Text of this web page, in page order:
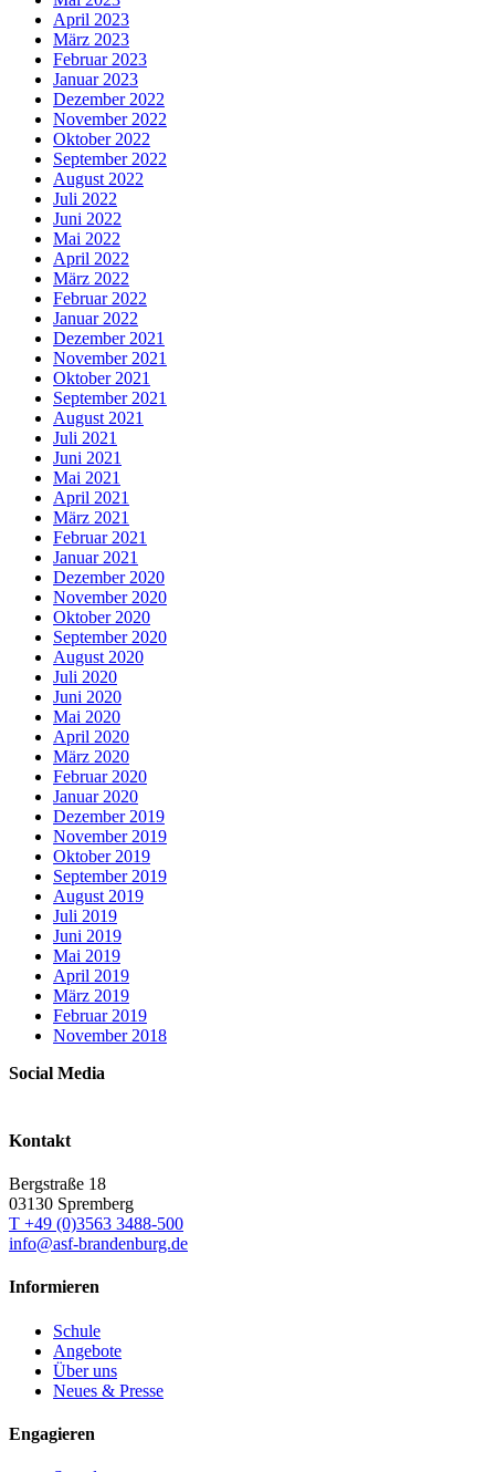
April 2023
März 2023
Februar 2023
Januar 2023
Dezember 2022
November 2022
Oktober 2022
September 2022
August 2022
Juli 2022
Juni 2022
Mai 2022
April 2022
März 2022
Februar 2022
Januar 2022
Dezember 2021
November 2021
Oktober 2021
September 2021
August 2021
Juli 2021
Juni 2021
Mai 2021
April 2021
März 2021
Februar 2021
Januar 2021
Dezember 2020
November 2020
Oktober 2020
September 2020
August 2020
Juli 2020
Juni 2020
Mai 2020
April 2020
März 2020
Februar 2020
Januar 2020
Dezember 2019
November 2019
Oktober 2019
September 2019
August 2019
Juli 2019
Juni 2019
Mai 2019
April 2019
März 2019
Februar 2019
November 2018
Social Media
Kontakt
Bergstraße 18
03130 Spremberg
T +49 (0)3563 3488-500
info@asf-brandenburg.de
Informieren
Schule
Angebote
Über uns
Neues & Presse
Engagieren